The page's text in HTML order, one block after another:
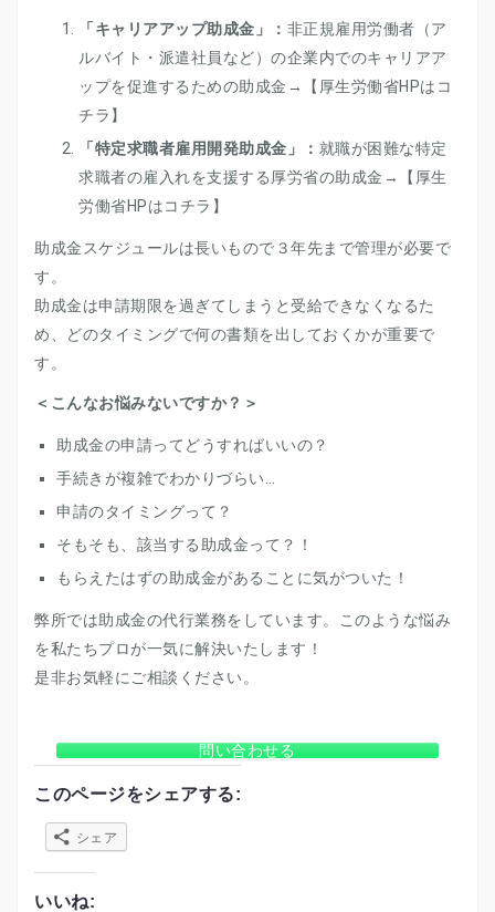
「キャリアアップ助成金」： 非正規雇用労働者（ア
ルバイト・派遣社員など）の企業内でのキャリアア
ップを促進するための助成金→【 厚生労働省HPはコ
チラ 】
「特定求職者雇用開発助成金」： 就職が困難な特定
求職者の雇入れを支援する厚労省の助成金→【 厚生
労働省HPはコチラ 】
助成金スケジュールは長いもので３年先まで管理が必要で
す。
助成金は申請期限を過ぎてしまうと受給できなくなるた
め、どのタイミングで何の書類を出しておくかが重要で
す。
＜こんなお悩みないですか？＞
助成金の申請ってどうすればいいの？
手続きが複雑でわかりづらい…
申請のタイミングって？
そもそも、該当する助成金って？！
もらえたはずの助成金があることに気がついた！
弊所では助成金の代行業務をしています。このような悩み
を私たちプロが一気に解決いたします！
是非お気軽にご相談ください。
問い合わせる
このページをシェアする:
シェア
いいね: